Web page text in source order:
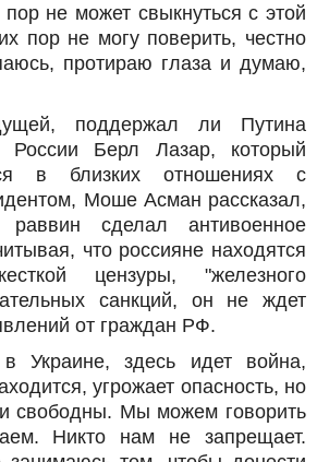
не может свыкнуться с этой
пор не могу поверить, честно
протираю глаза и думаю,
поддержал ли Путина
России Берл Лазар, который
в близких отношениях с
Моше Асман рассказал,
раввин сделал антивоенное
что россияне находятся
цензуры, "железного
санкций, он не ждет
от граждан РФ.
Украине, здесь идет война,
угрожает опасность, но
Мы можем говорить
Никто нам не запрещает.